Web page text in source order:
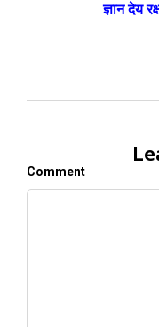
ज्ञान देय
Comment